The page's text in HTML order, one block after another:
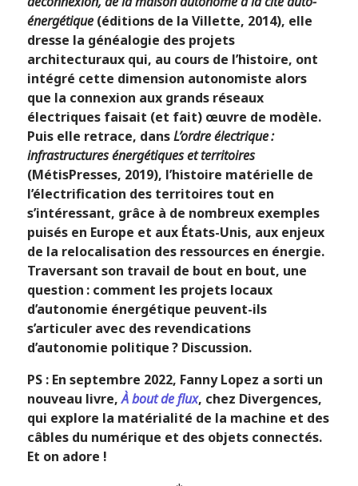
énergétique(éditions de la Villette, 2014), elle
dresse la généalogie des projets
architecturaux qui, au cours de l’histoire, ont
intégré cette dimension autonomiste alors
que la connexion aux grands réseaux
électriques faisait (et fait) œuvre de modèle.
Puis elle retrace, dansL’ordre électrique :
infrastructures énergétiques et territoires
(MétisPresses, 2019), l’histoire matérielle de
l’électrification des territoires tout en
s’intéressant, grâce à de nombreux exemples
puisés en Europe et aux États-Unis, aux enjeux
de la relocalisation des ressources en énergie.
Traversant son travail de bout en bout, une
question : comment les projets locaux
d’autonomie énergétique peuvent-ils
s’articuler avec des revendications
d’autonomie politique ? Discussion.
PS : En septembre 2022, Fanny Lopez a sorti un
nouveau livre,À bout de flux, chez Divergences,
qui explore la matérialité de la machine et des
câbles du numérique et des objets connectés.
Et on adore !